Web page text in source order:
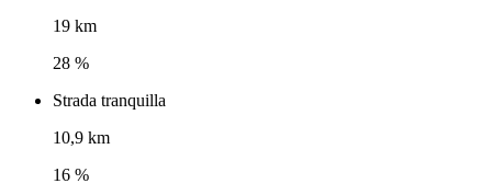
19 km
28 %
Strada tranquilla
10,9 km
16 %